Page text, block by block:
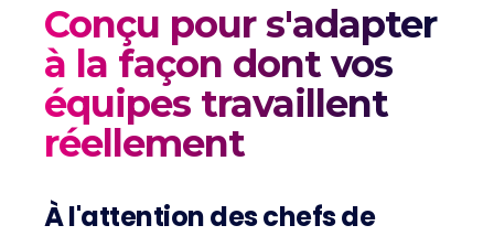
Conçu pour s'adapter
à la façon dont vos
équipes travaillent
réellement
À l'attention des chefs de